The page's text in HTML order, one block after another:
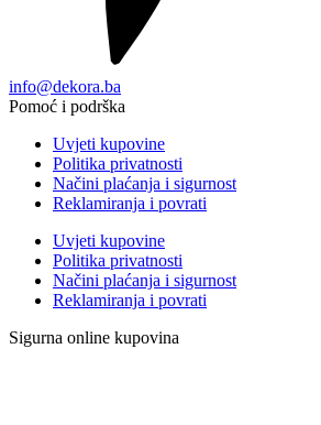
info@dekora.ba
Pomoć i podrška
Uvjeti kupovine
Politika privatnosti
Načini plaćanja i sigurnost
Reklamiranja i povrati
Uvjeti kupovine
Politika privatnosti
Načini plaćanja i sigurnost
Reklamiranja i povrati
Sigurna online kupovina